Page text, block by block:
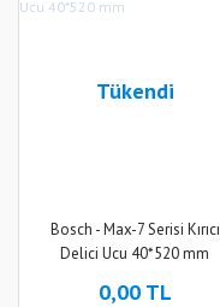
Tükendi
Bosch - Max-7 Serisi Kırıcı
Delici Ucu 40*520 mm
0,00 TL